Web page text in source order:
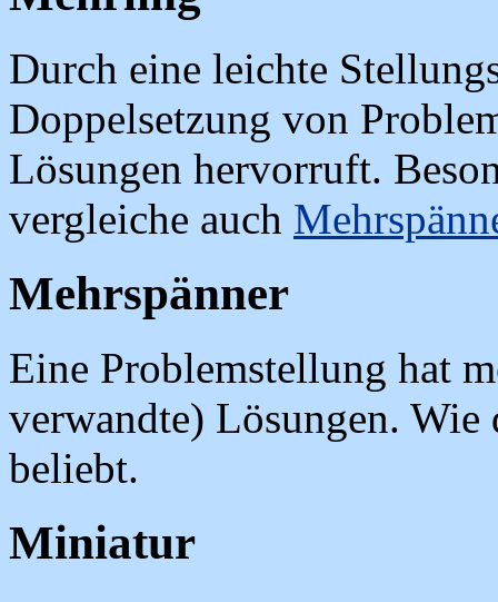
Durch eine leichte
Doppelsetzung von
Lösungen hervorruft.
vergleiche auch
Mehrspänner
Eine Problemstellung hat
verwandte) Lösungen.
beliebt.
Miniatur